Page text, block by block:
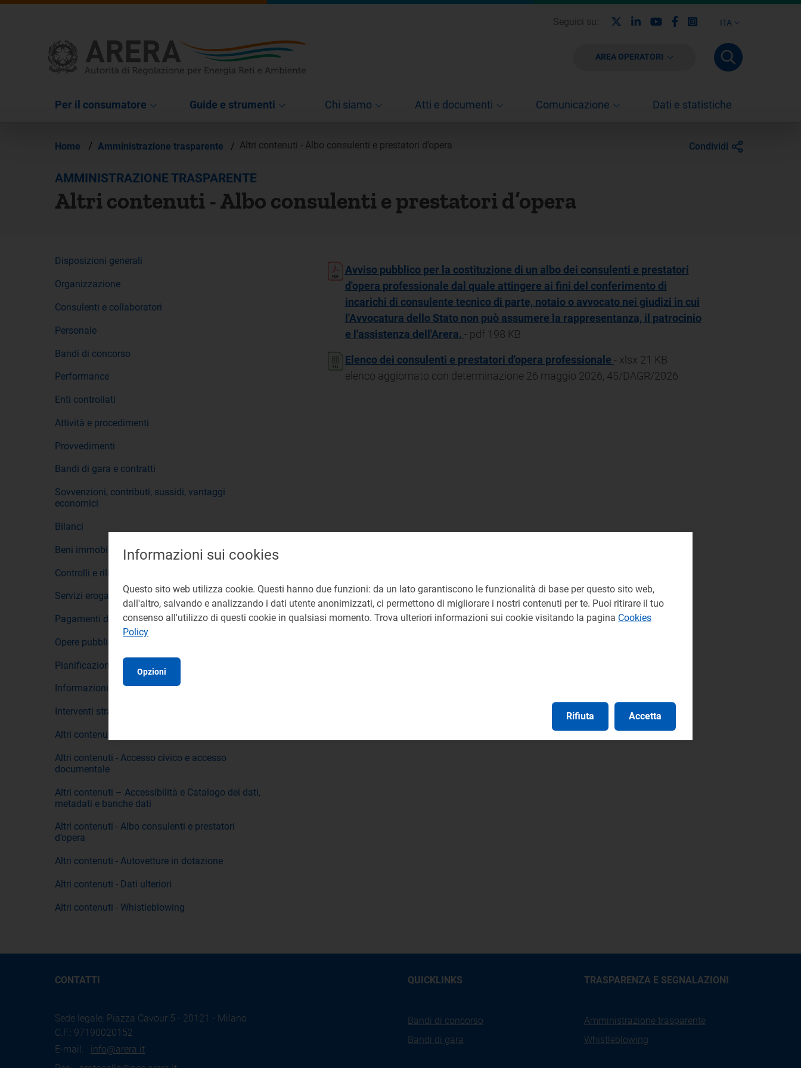
ITA
Seguici su: LinkedinYoutubeFacebook
Instagram
AREA OPERATORI
Per il consumatore Guide e strumenti Chi siamo Atti e documenti Comunicazione Dati e statistiche
Home / Amministrazione trasparente / Altri contenuti - Albo consulenti e prestatori d’opera Condividi
AMMINISTRAZIONE TRASPARENTE
Altri contenuti - Albo consulenti e prestatori d’opera
Disposizioni generali
Organizzazione
Consulenti e collaboratori
Personale
Bandi di concorso
Performance
Enti controllati
Attività e procedimenti
Provvedimenti
Bandi di gara e contratti
Sovvenzioni, contributi, sussidi, vantaggi
economici
Bilanci
Beni immobili e gestione patrimonio
Controlli e rilievi sull'Amministrazione
Servizi erogati
Pagamenti dell'amministrazione
Opere pubbliche
Pianificazione e governo del territorio
Informazioni ambientali
Interventi straordinari e di emergenza
Altri contenuti - Prevenzione della corruzione
Altri contenuti - Accesso civico e accesso
documentale
Altri contenuti – Accessibilità e Catalogo dei dati,
metadati e banche dati
Altri contenuti - Albo consulenti e prestatori
d’opera
Altri contenuti - Autovetture in dotazione
Altri contenuti - Dati ulteriori
Altri contenuti - Whistleblowing
Avviso pubblico per la costituzione di un albo dei consulenti e prestatori
d'opera professionale dal quale attingere ai fini del conferimento di
incarichi di consulente tecnico di parte, notaio o avvocato nei giudizi in cui
l'Avvocatura dello Stato non può assumere la rappresentanza, il patrocinio
e l'assistenza dell'Arera. - pdf 198 KB
Elenco dei consulenti e prestatori d'opera professionale - xlsx 21 KB
elenco aggiornato con determinazione 26 maggio 2026, 45/DAGR/2026
CONTATTI
Sede legale: Piazza Cavour 5 - 20121 - Milano
C.F.: 97190020152
E-mail: info@arera.it
QUICKLINKS
Bandi di concorso
Bandi di gara
TRASPARENZA E SEGNALAZIONI
Amministrazione trasparente
Whistleblowing
Informazioni sui cookies
Questo sito web utilizza cookie. Questi hanno due funzioni: da un lato garantiscono le funzionalità di base per questo sito web,
dall'altro, salvando e analizzando i dati utente anonimizzati, ci permettono di migliorare i nostri contenuti per te. Puoi ritirare il tuo
consenso all'utilizzo di questi cookie in qualsiasi momento. Trova ulteriori informazioni sui cookie visitando la pagina Cookies
Policy
Opzioni
Rifiuta Accetta